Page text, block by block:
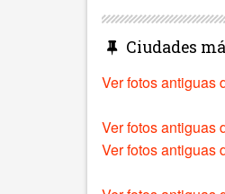
Ciudades
Ver fotos antiguas
Ver fotos antiguas
Ver fotos antiguas